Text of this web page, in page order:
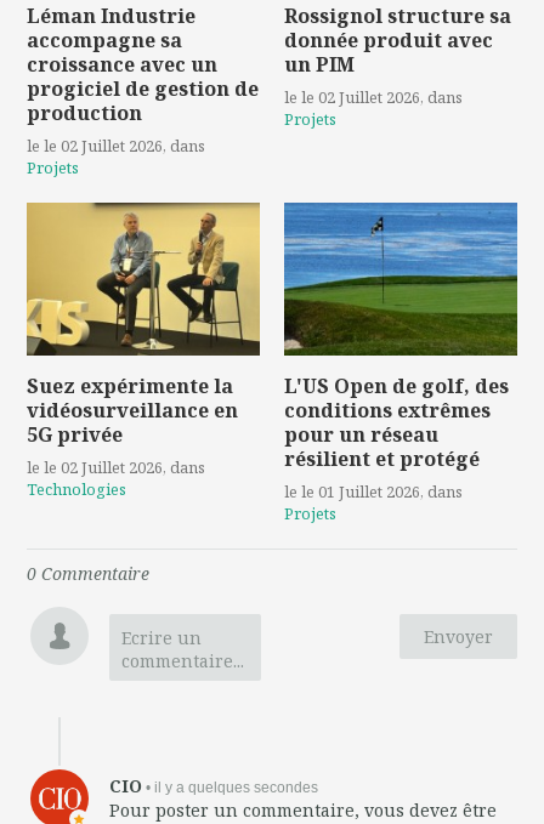
Léman Industrie
accompagne sa
croissance avec un
progiciel de gestion de
production
le le 02 Juillet 2026, dans
Projets
Rossignol structure sa
donnée produit avec
un PIM
le le 02 Juillet 2026, dans
Projets
Suez expérimente la
vidéosurveillance en
5G privée
le le 02 Juillet 2026, dans
Technologies
L'US Open de golf, des
conditions extrêmes
pour un réseau
résilient et protégé
le le 01 Juillet 2026, dans
Projets
0 Commentaire
Envoyer
Ecrire un
commentaire...
CIO • il y a quelques secondes
Pour poster un commentaire, vous devez être